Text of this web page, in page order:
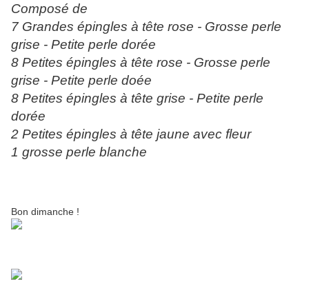
Composé de
7 Grandes épingles à tête rose - Grosse perle
grise - Petite perle dorée
8 Petites épingles à tête rose - Grosse perle
grise - Petite perle doée
8 Petites épingles à tête grise - Petite perle
dorée
2 Petites épingles à tête jaune avec fleur
1 grosse perle blanche
Bon dimanche !